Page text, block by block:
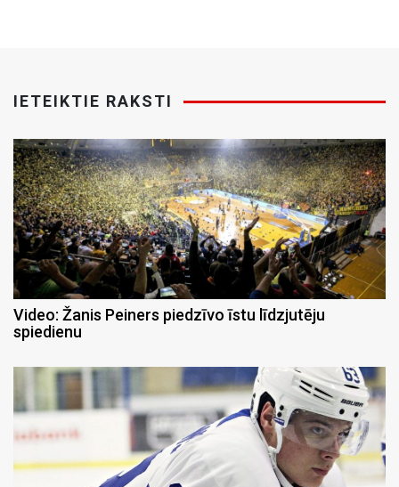
IETEIKTIE RAKSTI
Video: Žanis Peiners piedzīvo īstu līdzjutēju
spiedienu